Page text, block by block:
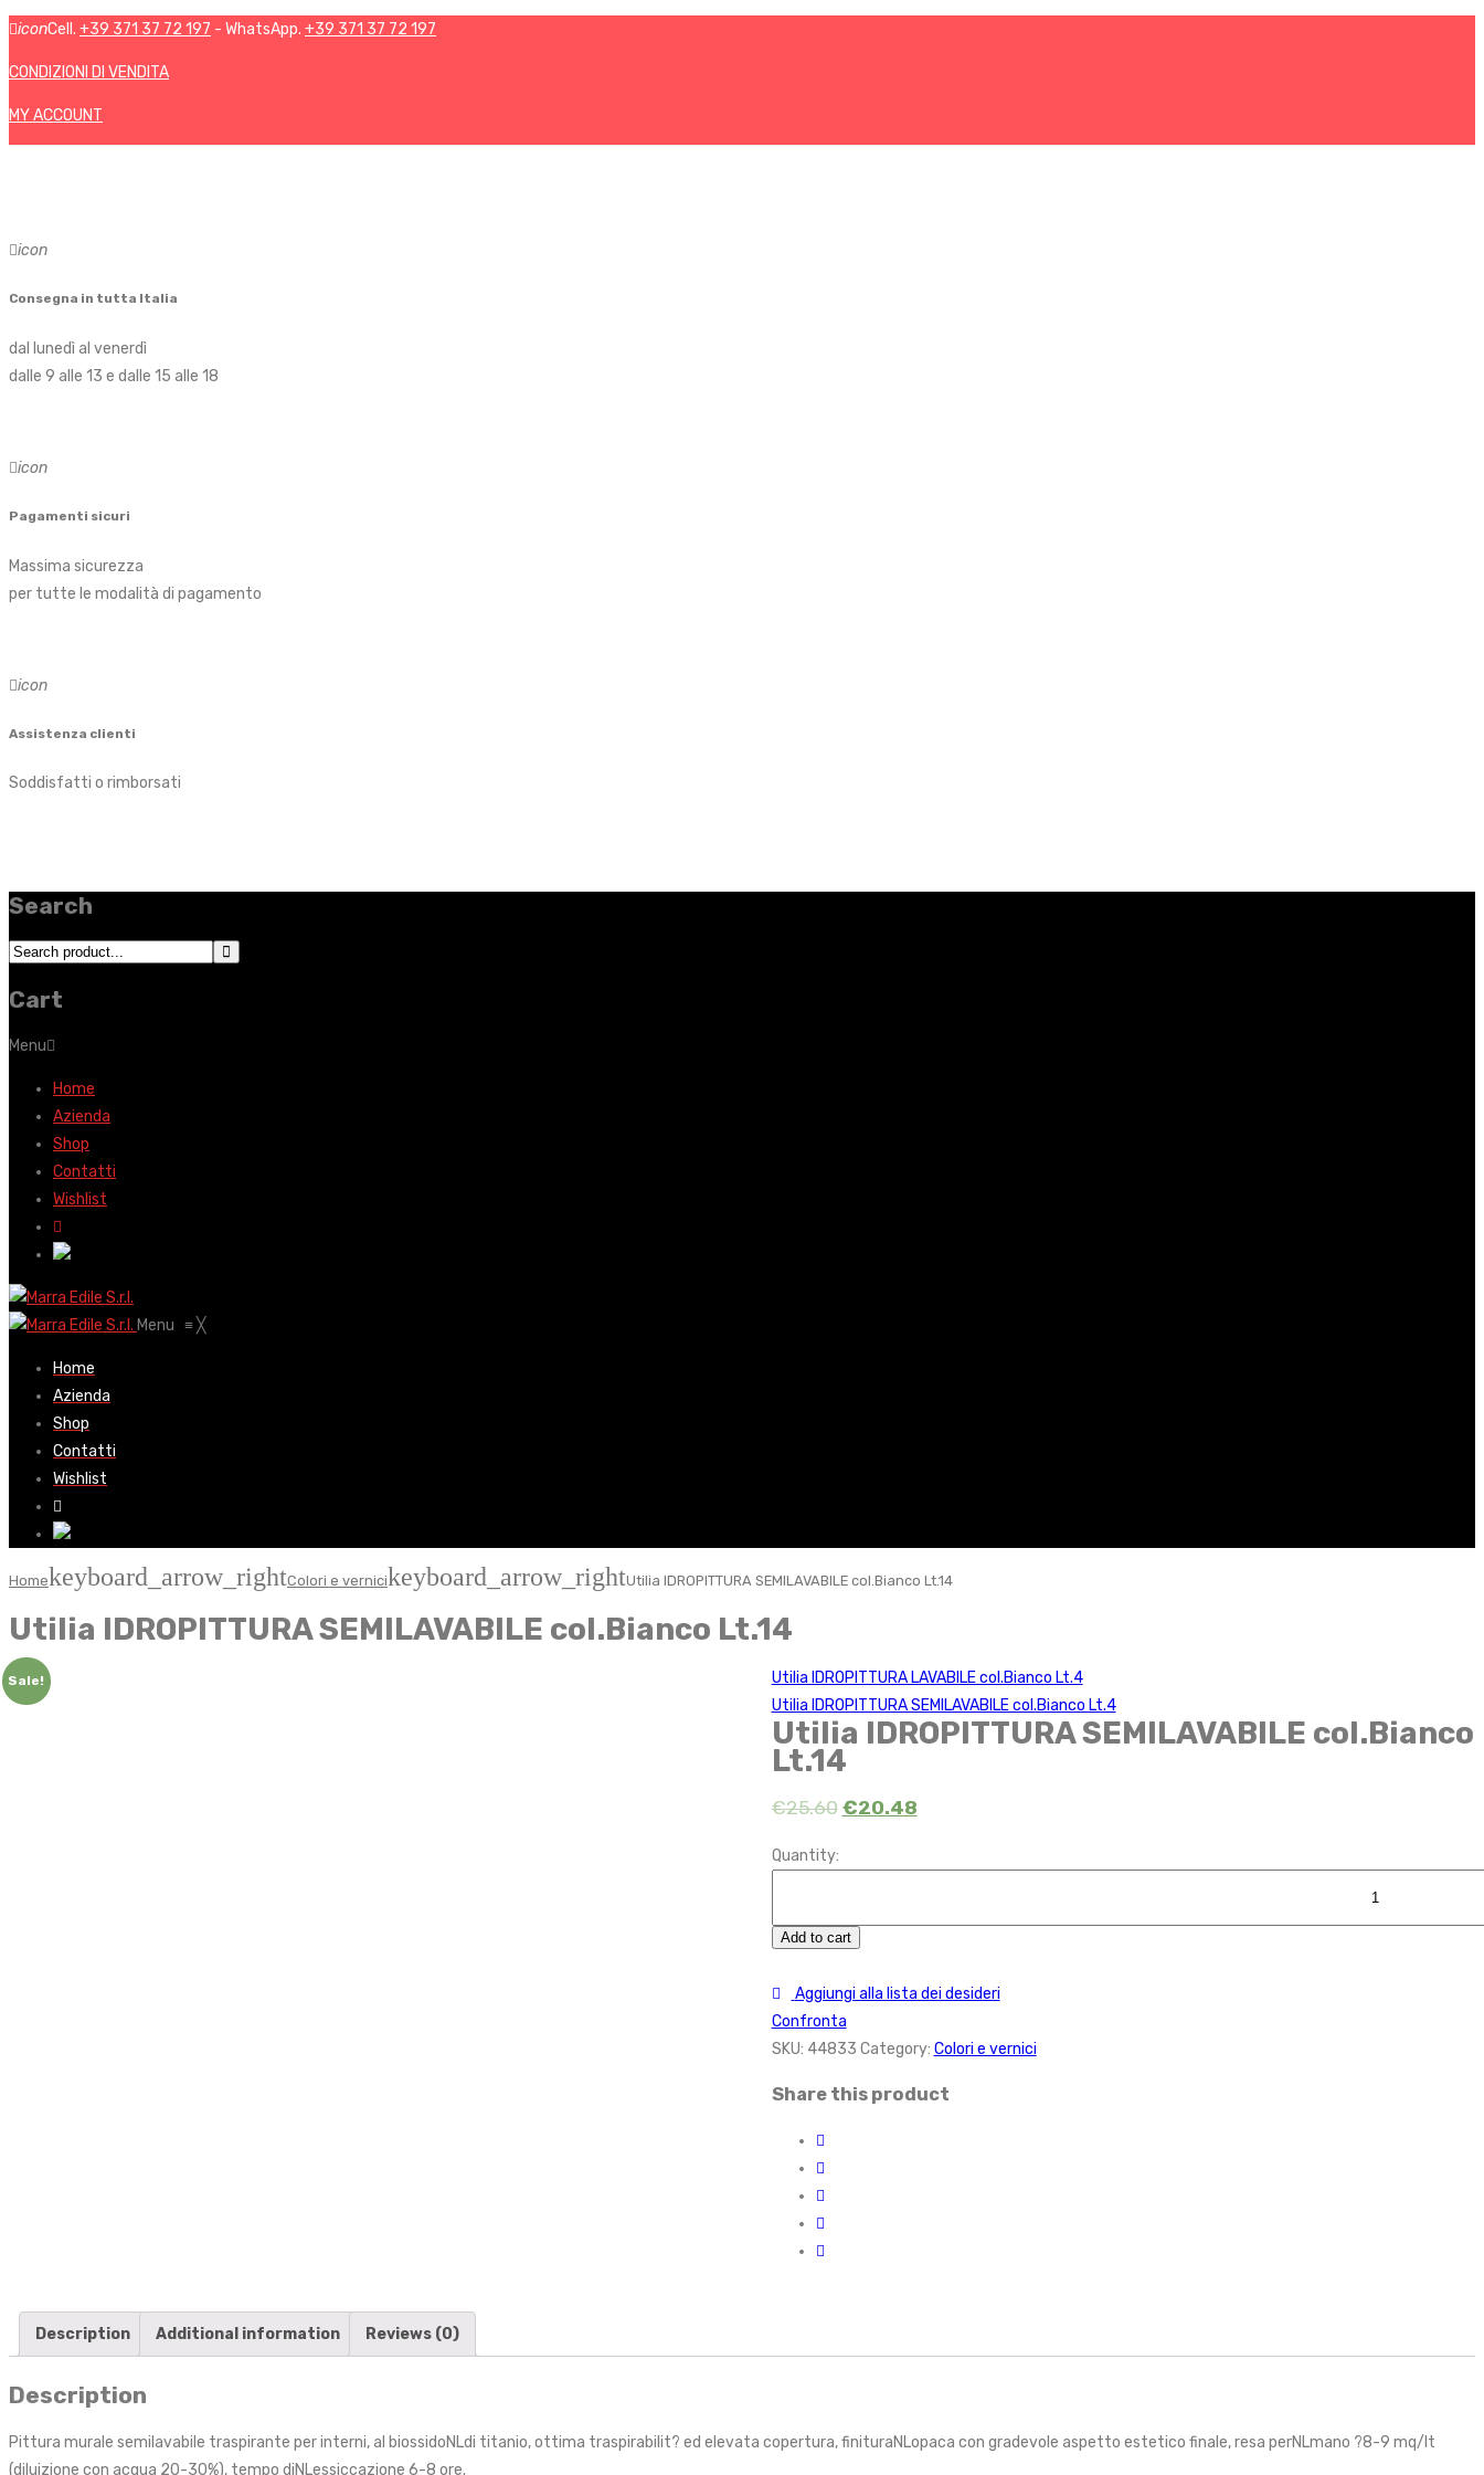
iconCell. +39 371 37 72 197 - WhatsApp. +39 371 37 72 197
CONDIZIONI DI VENDITA
MY ACCOUNT
icon
Consegna in tutta Italia
dal lunedì al venerdì
dalle 9 alle 13 e dalle 15 alle 18
icon
Pagamenti sicuri
Massima sicurezza
per tutte le modalità di pagamento
icon
Assistenza clienti
Soddisfatti o rimborsati
Search
Cart
Menu
Home
Azienda
Shop
Contatti
Wishlist
Menu ≡╳
Home
Azienda
Shop
Contatti
Wishlist
Homekeyboard_arrow_rightColori e vernicikeyboard_arrow_rightUtilia IDROPITTURA SEMILAVABILE col.Bianco Lt.14
Utilia IDROPITTURA SEMILAVABILE col.Bianco Lt.14
Sale!
Utilia IDROPITTURA LAVABILE col.Bianco Lt.4
Utilia IDROPITTURA SEMILAVABILE col.Bianco Lt.4
Utilia IDROPITTURA SEMILAVABILE col.Bianco
Lt.14
€25.60 €20.48
Quantity:
Add to cart
Aggiungi alla lista dei desideri
Confronta
SKU: 44833 Category: Colori e vernici
Share this product
Description Additional information Reviews (0)
Description
Pittura murale semilavabile traspirante per interni, al biossidoNLdi titanio, ottima traspirabilit? ed elevata copertura, finituraNLopaca con gradevole aspetto estetico finale, resa perNLmano ?8-9 mq/lt
(diluizione con acqua 20-30%), tempo diNLessiccazione 6-8 ore.